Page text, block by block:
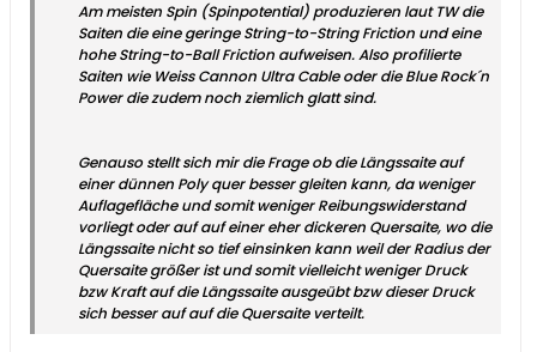
Am meisten Spin (Spinpotential) produzieren laut TW die
Saiten die eine geringe String-to-String Friction und eine
hohe String-to-Ball Friction aufweisen. Also profilierte
Saiten wie Weiss Cannon Ultra Cable oder die Blue Rock´n
Power die zudem noch ziemlich glatt sind.
Genauso stellt sich mir die Frage ob die Längssaite auf
einer dünnen Poly quer besser gleiten kann, da weniger
Auflagefläche und somit weniger Reibungswiderstand
vorliegt oder auf auf einer eher dickeren Quersaite, wo die
Längssaite nicht so tief einsinken kann weil der Radius der
Quersaite größer ist und somit vielleicht weniger Druck
bzw Kraft auf die Längssaite ausgeübt bzw dieser Druck
sich besser auf auf die Quersaite verteilt.